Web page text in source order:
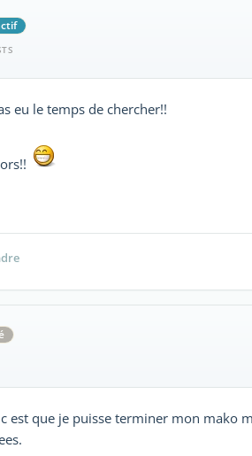
eu le temps de chercher!!
est que je puisse terminer mon mako